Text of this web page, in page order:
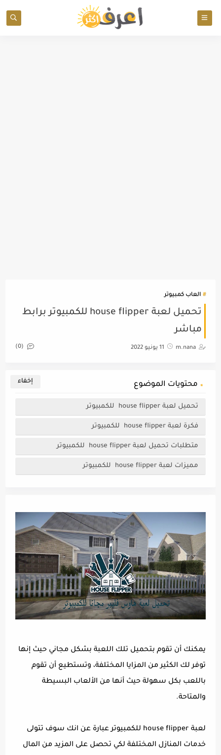
العاب كمبيوتر
تحميل لعبة house flipper للكمبيوتر برابط
مباشر
m.nana 11 يونيو 2022 (0)
محتويات الموضوع
تحميل لعبة house flipper للكمبيوتر
فكرة لعبة house flipper للكمبيوتر
متطلبات تحميل لعبة house flipper للكمبيوتر
مميزات لعبة house flipper للكمبيوتر
يمكنك أن تقوم بتحميل تلك اللعبة بشكل مجاني حيث إنها
توفر لك الكثير من المزايا المختلفة، وتستطيع أن تقوم
باللعب بكل سهولة حيث أنها من الألعاب البسيطة
والمتاحة.
لعبة house flipper للكمبيوتر عبارة عن انك سوف تتولى
خدمات المنازل المختلفة لكي تحصل على المزيد من المال